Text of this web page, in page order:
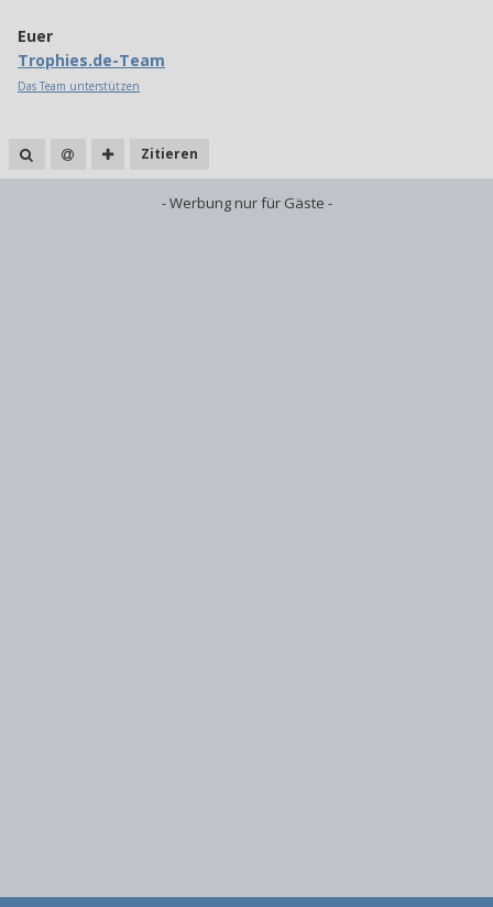
Euer
Trophies.de-Team
Das Team unterstützen
Zitieren
- Werbung nur für Gäste -